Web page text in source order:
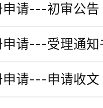
申请---初审公告
申请---受理通知
申请---申请收文